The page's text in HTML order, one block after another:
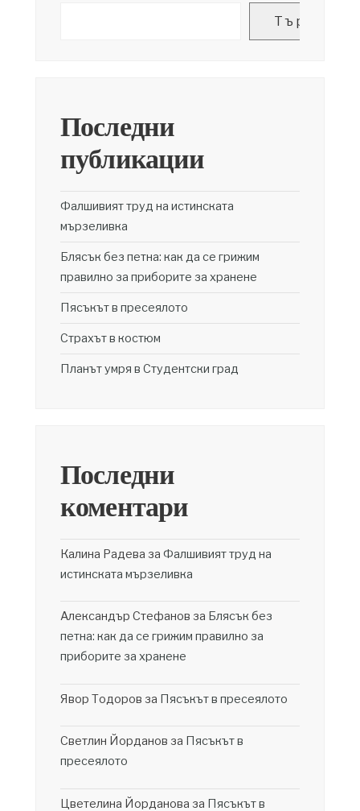
Търсене
Последни
публикации
Фалшивият труд на истинската
мързеливка
Блясък без петна: как да се грижим
правилно за приборите за хранене
Пясъкът в пресеялото
Страхът в костюм
Планът умря в Студентски град
Последни
коментари
Калина Радева за Фалшивият труд на
истинската мързеливка
Александър Стефанов за Блясък без
петна: как да се грижим правилно за
приборите за хранене
Явор Тодоров за Пясъкът в пресеялото
Светлин Йорданов за Пясъкът в
пресеялото
Цветелина Йорданова за Пясъкът в